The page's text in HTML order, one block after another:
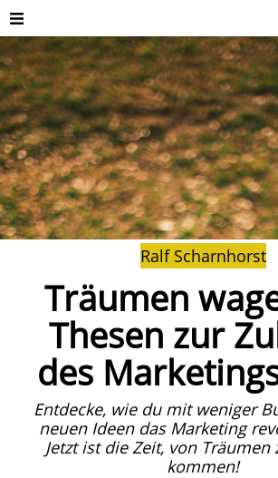
Ralf Scharnhorst
Träumen
Thesen zur
des
Entdecke, wie du mit weniger
neuen Ideen das Marketing
Jetzt ist die Zeit, von Träumen
kommen!